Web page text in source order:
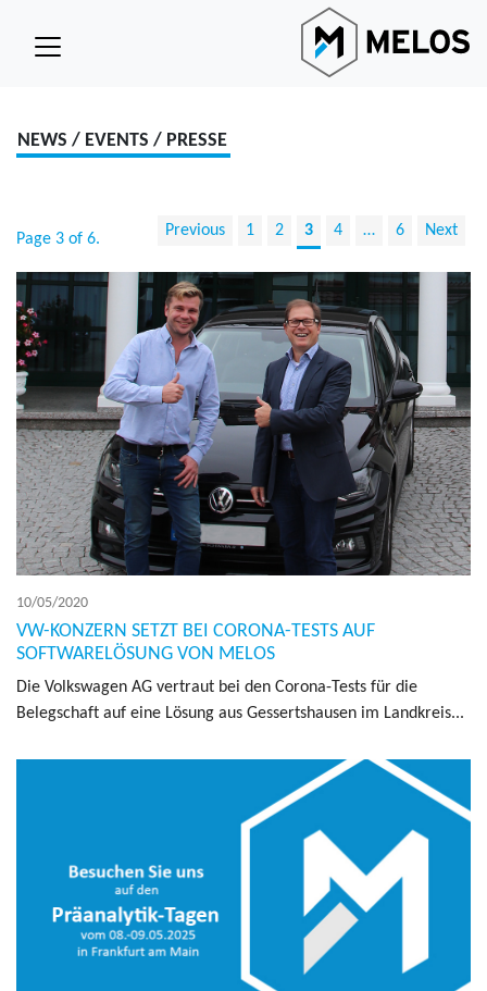
NEWS / EVENTS / PRESSE
Page 3 of 6. Previous 1 2 3 4 … 6 Next
10/05/2020
VW-KONZERN SETZT BEI CORONA-TESTS AUF
SOFTWARELÖSUNG VON MELOS
Die Volk­swa­gen AG ver­traut bei den Corona-Tests für die
Belegschaft auf eine Lösung aus Gessertshausen im Land­kreis...